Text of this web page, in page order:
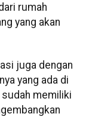
rumah
yang akan
juga dengan
yang ada di
memiliki